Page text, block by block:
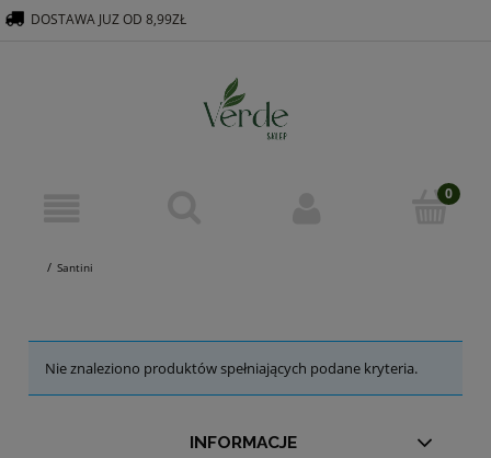
Santini
DOSTAWA JUZ OD 8,99ZŁ
Nie znaleziono produktów spełniających podane kryteria.
INFORMACJE